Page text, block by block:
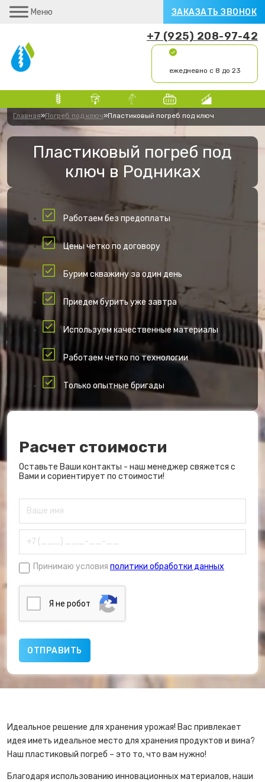
Меню ЗАКАЗАТЬ ЗВОНОК
+7 (925) 208-97-42
ежедневно с 8 до 23
Главная»Погреб под ключ»Пластиковый погреб под ключ
Пластиковый погреб под
ключ в Родниках
Работаем без предоплаты
Цены четко по договору
Бурим скважину за один день
Приедем бурить уже завтра
Используем качественные материалы
Работаем четко по технологии
Только опытные бригады
Расчет стоимости
Оставьте Ваши контакты - наш менеджер свяжется с
Вами и сориентирует по стоимости!
Принимаю условия политики обработки данных
Я нe poбoт
Идеальное решение для хранения урожая! Вас привлекает
идея иметь идеальное место для хранения продуктов и вина?
Наш пластиковый погреб – это то, что вам нужно!
Благодаря использованию инновационных материалов, наши